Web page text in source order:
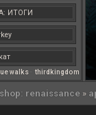
ИТОГИ
ИТОГИ
walks– thirdkingdom
renaissance »